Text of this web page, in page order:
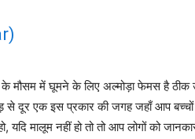
के मौसम में घूमने के लिए अल्मोड़ा फेमस है ठीक
से दूर एक इस प्रकार की जगह जहाँ आप
यदि मालूम नहीं हो तो तो आप लोगों को